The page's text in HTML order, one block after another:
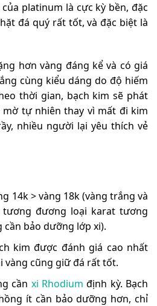
platinum là cực kỳ bền, đặc
đá quý rất tốt, và đặc biệt là
hơn vàng đáng kể và có giá
cùng kiểu dáng do độ hiếm
thời gian, bạch kim sẽ phát
tự nhiên thay vì mất đi kim
nhiều người lại yêu thích vẻ
14k > vàng 18k (vàng trắng và
đương loại karat tương
bảo dưỡng lớp xi).
kim được đánh giá cao nhất
vàng cũng giữ đá rất tốt.
cần xi Rhodium định kỳ. Bạch
ít cần bảo dưỡng hơn, chỉ